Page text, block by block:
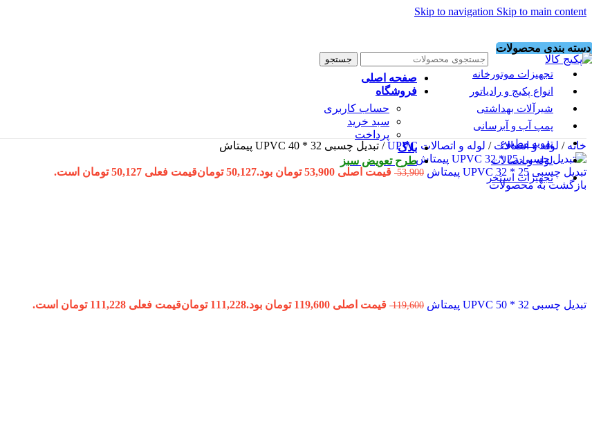
Skip to navigation Skip to main content
جستجو
دسته بندی محصولات
تجهیزات موتورخانه
انواع پکیج و رادیاتور
شیرآلات بهداشتی
پمپ آب و آبرسانی
تهویه مطبوع
لوله و اتصالات
تجهیزات استخر
صفحه اصلی
فروشگاه
حساب کاربری
سبد خرید
پرداخت
بلاگ
طرح تعویض سبز
خانه/ لوله و اتصالات/ لوله و اتصالات UPVC / تبدیل چسبی 32 * 40 UPVC پیمتاش
تبدیل چسبی 25 * 32 UPVC پیمتاش 53,900 قیمت اصلی 53,900 تومان بود. 50,127 تومانقیمت فعلی 50,127 تومان است.
بازگشت به محصولات
تبدیل چسبی 32 * 50 UPVC پیمتاش 119,600 قیمت اصلی 119,600 تومان بود. 111,228 تومانقیمت فعلی 111,228 تومان است.